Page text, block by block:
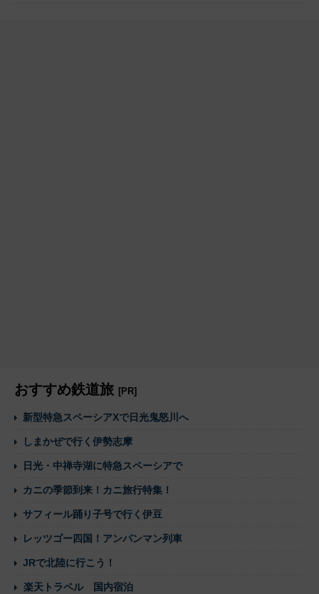
おすすめ鉄道旅 [PR]
新型特急スペーシアXで日光鬼怒川へ
しまかぜで行く伊勢志摩
日光・中禅寺湖に特急スペーシアで
カニの季節到来！カニ旅行特集！
サフィール踊り子号で行く伊豆
レッツゴー四国！アンパンマン列車
JRで北陸に行こう！
楽天トラベル 国内宿泊